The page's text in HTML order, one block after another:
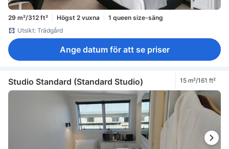
29 m²/312 ft² Högst 2 vuxna
1 queen size-säng
Utsikt: Trädgård
Ange datum för att se priser
Studio Standard (Standard Studio) 15 m²/161 ft²